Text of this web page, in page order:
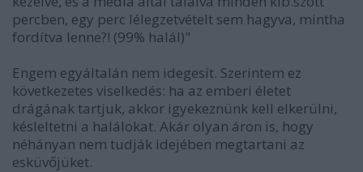
percben, egy perc lélegzetvételt sem hagyva, mintha
fordítva lenne?! (99% halál)"
Engem egyáltalán nem idegesít. Szerintem ez
következetes viselkedés: ha az emberi életet
drágának tartjuk, akkor igyekeznünk kell elkerülni,
késleltetni a halálokat. Akár olyan áron is, hogy
néhányan nem tudják idejében megtartani az
esküvőjüket.